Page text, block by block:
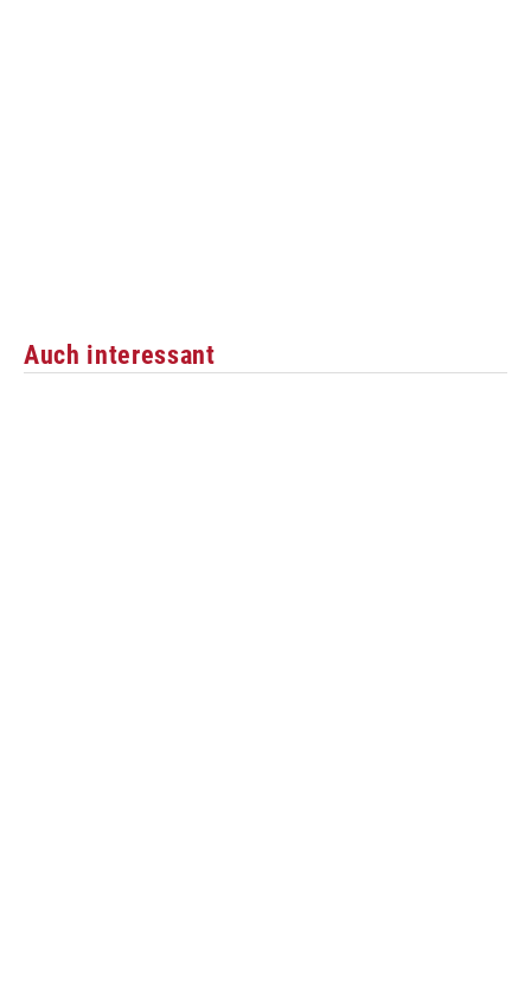
Auch interessant